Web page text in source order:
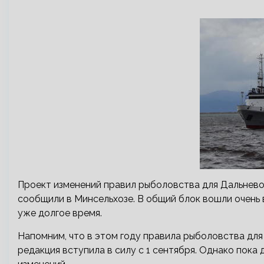
Проект изменений правил рыболовства для
сообщили в Минсельхозе. В общий блок вошли
уже долгое время.
Напомним, что в этом году правила рыболовства
редакция вступила в силу с 1 сентября. Однако